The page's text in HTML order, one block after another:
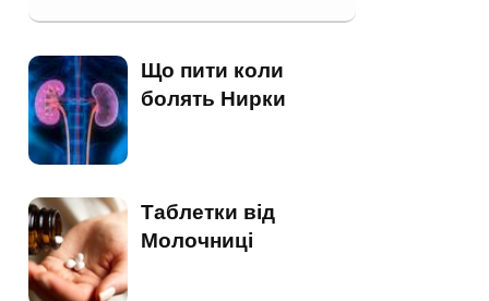
Що пити коли
болять Нирки
Таблетки від
Молочниці